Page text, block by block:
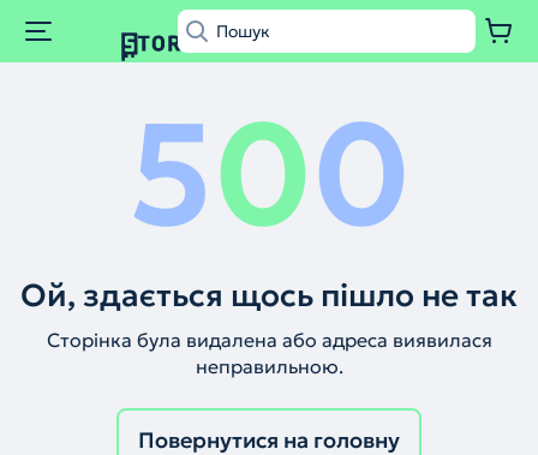
500
Ой, здається щось пішло не так
Сторінка була видалена або адреса виявилася
неправильною.
Повернутися на головну